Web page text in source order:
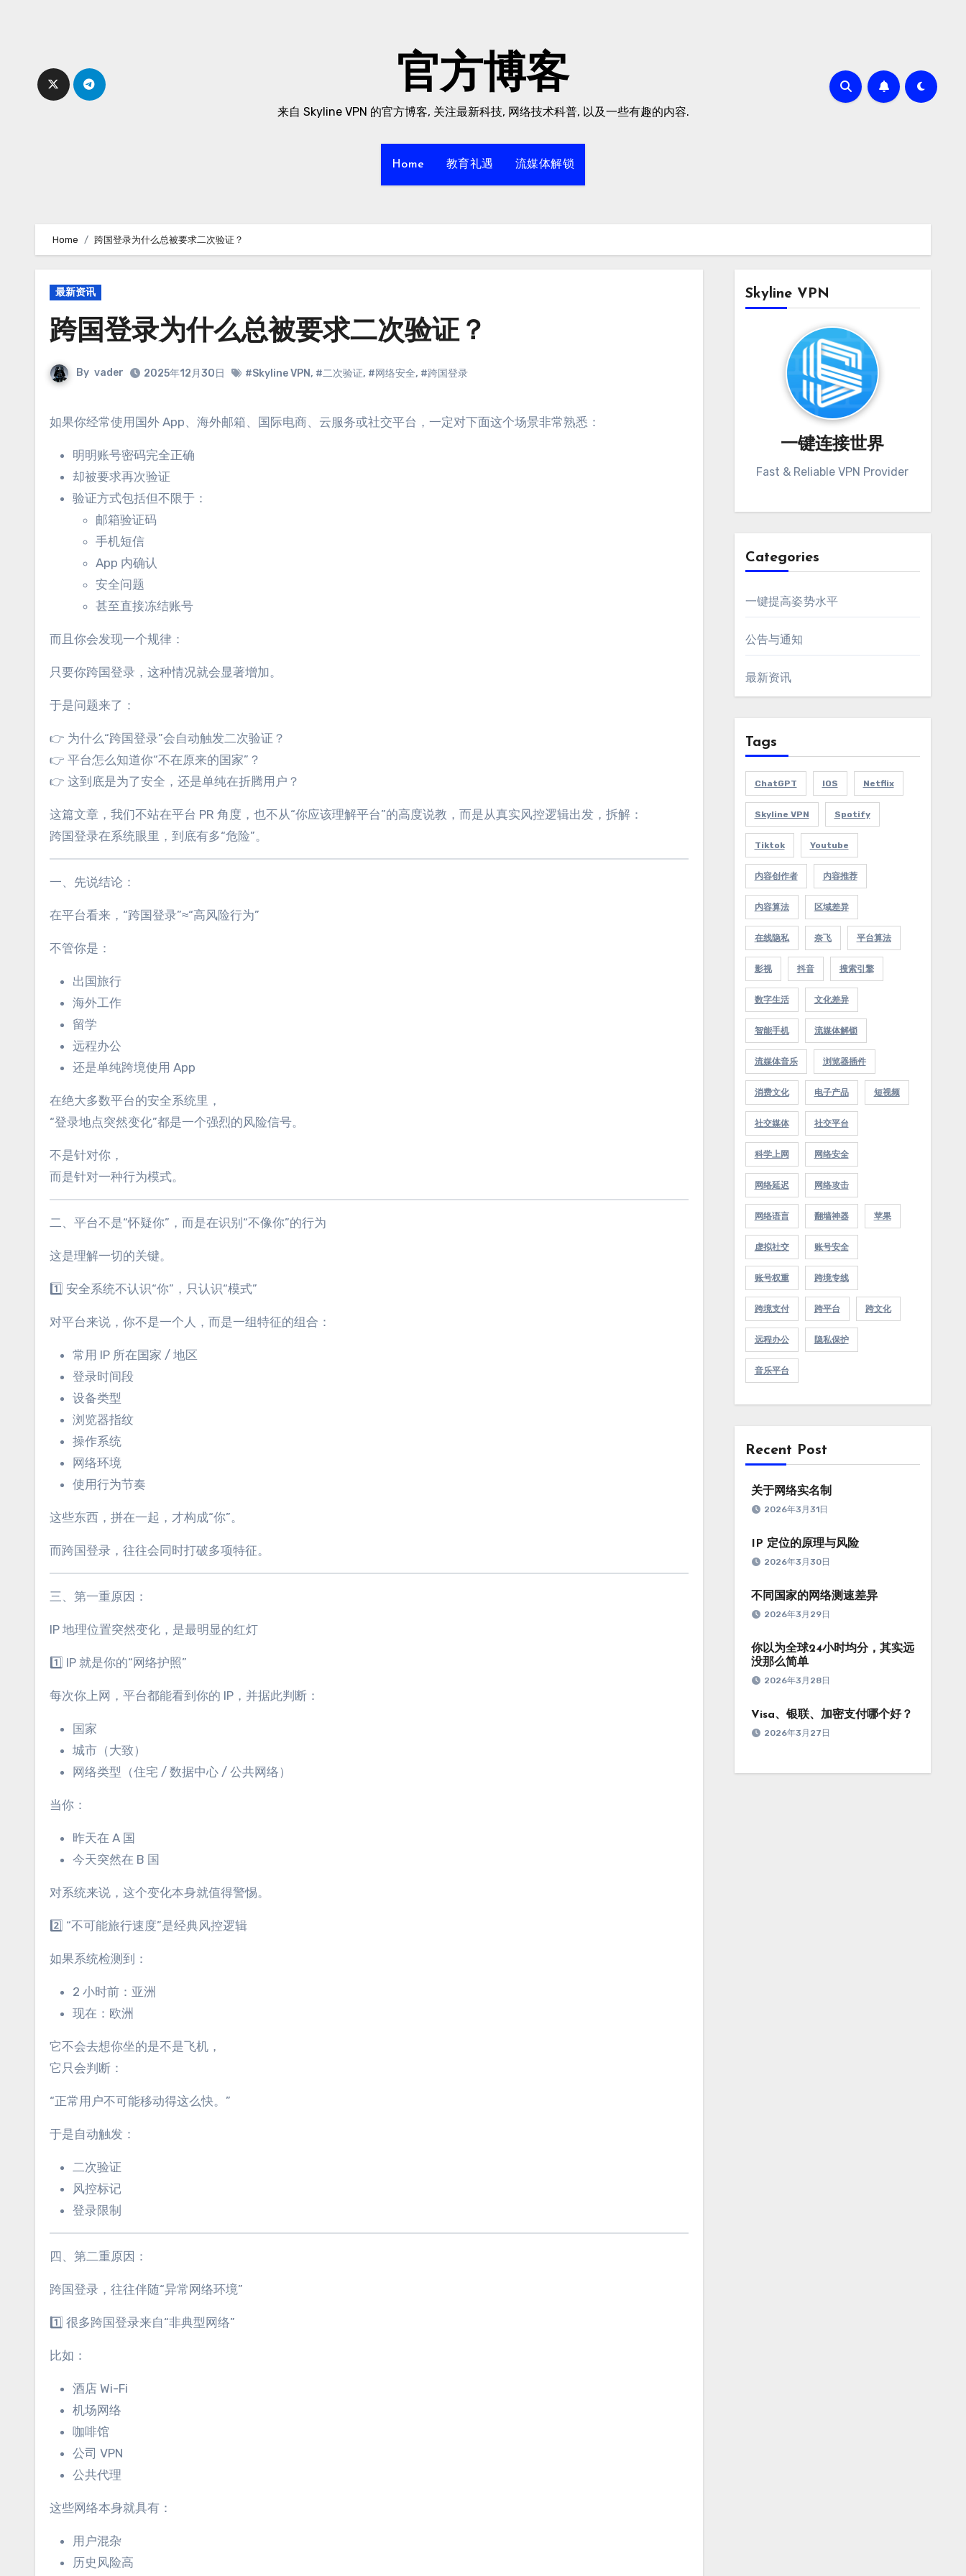
官方博客
来自 Skyline VPN 的官方博客, 关注最新科技, 网络技术科普, 以及一些有趣的内容.
Home 教育礼遇 流媒体解锁
Home 跨国登录为什么总被要求二次验证？
最新资讯
跨国登录为什么总被要求二次验证？
By vader 2025年12月30日 #Skyline VPN, #二次验证, #网络安全, #跨国登录
如果你经常使用国外 App、海外邮箱、国际电商、云服务或社交平台，一定对下面这个场景非常熟悉：
明明账号密码完全正确
却被要求再次验证
验证方式包括但不限于：
邮箱验证码
手机短信
App 内确认
安全问题
甚至直接冻结账号
而且你会发现一个规律：
只要你跨国登录，这种情况就会显著增加。
于是问题来了：
👉 为什么“跨国登录”会自动触发二次验证？
👉 平台怎么知道你“不在原来的国家”？
👉 这到底是为了安全，还是单纯在折腾用户？
这篇文章，我们不站在平台 PR 角度，也不从“你应该理解平台”的高度说教，而是从真实风控逻辑出发，拆解：
跨国登录在系统眼里，到底有多“危险”。
一、先说结论：
在平台看来，“跨国登录”≈“高风险行为”
不管你是：
出国旅行
海外工作
留学
远程办公
还是单纯跨境使用 App
在绝大多数平台的安全系统里，
“登录地点突然变化”都是一个强烈的风险信号。
不是针对你，
而是针对一种行为模式。
二、平台不是“怀疑你”，而是在识别“不像你”的行为
这是理解一切的关键。
1️⃣ 安全系统不认识“你”，只认识“模式”
对平台来说，你不是一个人，而是一组特征的组合：
常用 IP 所在国家 / 地区
登录时间段
设备类型
浏览器指纹
操作系统
网络环境
使用行为节奏
这些东西，拼在一起，才构成“你”。
而跨国登录，往往会同时打破多项特征。
三、第一重原因：
IP 地理位置突然变化，是最明显的红灯
1️⃣ IP 就是你的“网络护照”
每次你上网，平台都能看到你的 IP，并据此判断：
国家
城市（大致）
网络类型（住宅 / 数据中心 / 公共网络）
当你：
昨天在 A 国
今天突然在 B 国
对系统来说，这个变化本身就值得警惕。
2️⃣ “不可能旅行速度”是经典风控逻辑
如果系统检测到：
2 小时前：亚洲
现在：欧洲
它不会去想你坐的是不是飞机，
它只会判断：
“正常用户不可能移动得这么快。”
于是自动触发：
二次验证
风控标记
登录限制
四、第二重原因：
跨国登录，往往伴随“异常网络环境”
1️⃣ 很多跨国登录来自“非典型网络”
比如：
酒店 Wi-Fi
机场网络
咖啡馆
公司 VPN
公共代理
这些网络本身就具有：
用户混杂
历史风险高
Skyline VPN
一键连接世界
Fast & Reliable VPN Provider
Categories
一键提高姿势水平
公告与通知
最新资讯
Tags
ChatGPT IOS Netflix
Skyline VPN Spotify
Tiktok Youtube
内容创作者 内容推荐
内容算法 区域差异
在线隐私 奈飞 平台算法
影视 抖音 搜索引擎
数字生活 文化差异
智能手机 流媒体解锁
流媒体音乐 浏览器插件
消费文化 电子产品 短视频
社交媒体 社交平台
科学上网 网络安全
网络延迟 网络攻击
网络语言 翻墙神器 苹果
虚拟社交 账号安全
账号权重 跨境专线
跨境支付 跨平台 跨文化
远程办公 隐私保护
音乐平台
Recent Post
关于网络实名制
2026年3月31日
IP 定位的原理与风险
2026年3月30日
不同国家的网络测速差异
2026年3月29日
你以为全球24小时均分，其实远
没那么简单
2026年3月28日
Visa、银联、加密支付哪个好？
2026年3月27日